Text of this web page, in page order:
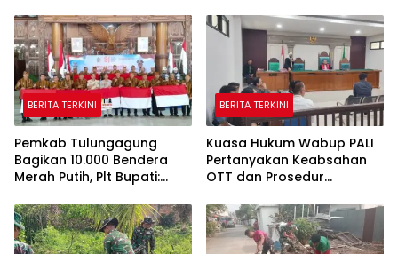
2026
BERITA TERKINI
Pemkab Tulungagung
Bagikan 10.000 Bendera
Merah Putih, Plt Bupati:
di Setiap Rumah
BERITA TERKINI
Kuasa Hukum Wabup PALI
Pertanyakan Keabsahan
OTT dan Prosedur
Undang-Undang